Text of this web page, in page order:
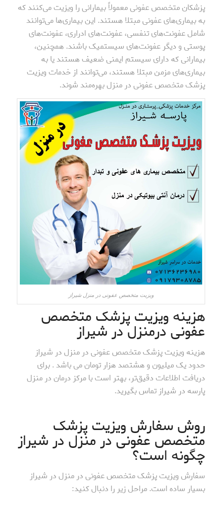
پزشکان متخصص عفونی معمولاً بیمارانی را ویزیت می‌کنند که
به بیماری‌های عفونی مبتلا هستند. این بیماری‌ها می‌توانند
شامل عفونت‌های تنفسی، عفونت‌های ادراری، عفونت‌های
پوستی و دیگر عفونت‌های سیستمیک باشند. همچنین،
بیمارانی که دارای سیستم ایمنی ضعیف هستند یا به
بیماری‌های مزمن مبتلا هستند، می‌توانند از خدمات ویزیت
پزشک متخصص عفونی در منزل بهره‌مند شوند.
ویزیت متخصص عفونی در منزل شیراز
هزینه ویزیت پزشک متخصص
عفونی درمنزل در شیراز
هزینه ویزیت پزشک متخصص عفونی در منزل در شیراز
حدود یک میلیون و هشتصد هزار تومان می باشد . برای
دریافت اطلاعات دقیق‌تر، بهتر است با مرکز درمان در منزل
پارسه در شیراز تماس بگیرید.
روش سفارش ویزیت پزشک
متخصص عفونی در منزل در شیراز
چگونه است؟
سفارش ویزیت پزشک متخصص عفونی در منزل در شیراز
بسیار ساده است. مراحل زیر را دنبال کنید: